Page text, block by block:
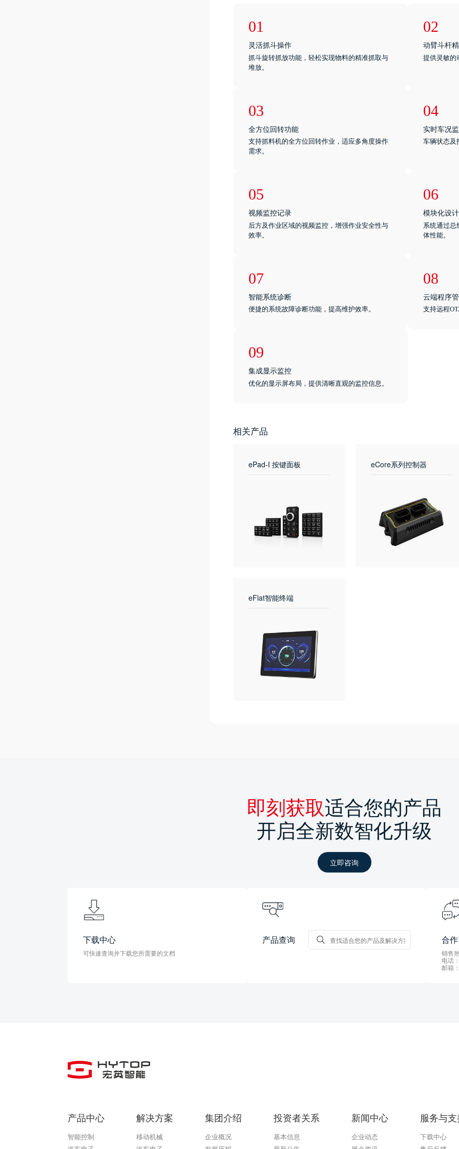
01
灵活抓斗操作
抓斗旋转抓放功能，轻松实现物料的精准抓取与
堆放。
02
动臂斗杆
提供灵敏的
03
全方位回转功能
支持抓料机的全方位回转作业，适应多角度操作
需求。
04
实时车况
车辆状态及
05
视频监控记录
后方及作业区域的视频监控，增强作业安全性与
效率。
06
模块化设计
系统通过总
体性能。
07
智能系统诊断
便捷的系统故障诊断功能，提高维护效率。
08
云端程序
支持远程
09
集成显示监控
优化的显示屏布局，提供清晰直观的监控信息。
相关产品
ePad-I 按键面板 eCore系列控制器
eFlat智能终端
即刻获取适合您的产品
开启全新数智化升级
立即咨询
下载中心
可快速查询并下载您所需要的文档
产品查询 合
销售
电话
邮箱
产品中心
智能控制
解决方案
移动机械
集团介绍
企业概况
投资者关系
基本信息
新闻中心
企业动态
服务与支
下载中心